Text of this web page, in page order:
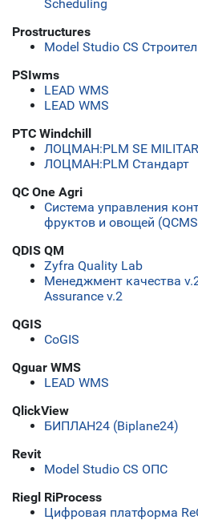
Scheduling
Prostructures
Model Studio CS
PSIwms
LEAD WMS
LEAD WMS
PTC Windchill
ЛОЦМАН:PLM SE
ЛОЦМАН:PLM Стандарт
QC One Agri
Система управления
фруктов и овощей
QDIS QM
Zyfra Quality Lab
Менеджмент качества
Assurance v.2
QGIS
CoGIS
Qguar WMS
LEAD WMS
QlickView
БИПЛАН24 (Biplane24)
Revit
Model Studio CS ОПС
Riegl RiProcess
Цифровая платформа